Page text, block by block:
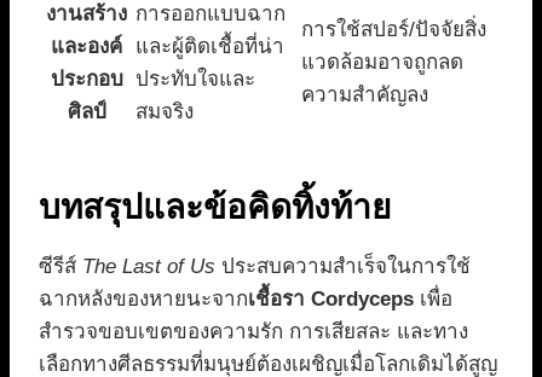
งานสร้าง
และองค์
ประกอบ
ศิลป์
การออกแบบฉาก
และผู้ติดเชื้อที่น่า
ประทับใจและ
สมจริง
การใช้สปอร์/ปัจจัยสิ่ง
แวดล้อมอาจถูกลด
ความสำคัญลง
บทสรุปและข้อคิดทิ้งท้าย
ซีรีส์ The Last of Us ประสบความสำเร็จในการใช้
ฉากหลังของหายนะจากเชื้อรา Cordyceps เพื่อ
สำรวจขอบเขตของความรัก การเสียสละ และทาง
เลือกทางศีลธรรมที่มนุษย์ต้องเผชิญเมื่อโลกเดิมได้สูญ